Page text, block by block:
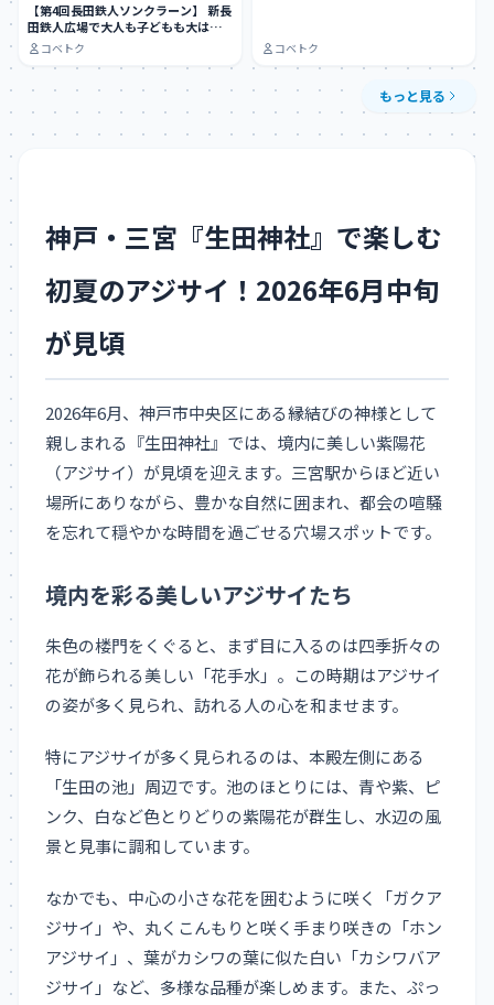
【第4回長田鉄人ソンクラーン】 新長
田鉄人広場で大人も子どもも大はし
ゃぎできる…
コベトク コベトク
もっと見る
神戸・三宮『生田神社』で楽しむ
初夏のアジサイ！2026年6月中旬
が見頃
2026年6月、神戸市中央区にある縁結びの神様として
親しまれる『生田神社』では、境内に美しい紫陽花
（アジサイ）が見頃を迎えます。三宮駅からほど近い
場所にありながら、豊かな自然に囲まれ、都会の喧騒
を忘れて穏やかな時間を過ごせる穴場スポットです。
境内を彩る美しいアジサイたち
朱色の楼門をくぐると、まず目に入るのは四季折々の
花が飾られる美しい「花手水」。この時期はアジサイ
の姿が多く見られ、訪れる人の心を和ませます。
特にアジサイが多く見られるのは、本殿左側にある
「生田の池」周辺です。池のほとりには、青や紫、ピ
ンク、白など色とりどりの紫陽花が群生し、水辺の風
景と見事に調和しています。
なかでも、中心の小さな花を囲むように咲く「ガクア
ジサイ」や、丸くこんもりと咲く手まり咲きの「ホン
アジサイ」、葉がカシワの葉に似た白い「カシワバア
ジサイ」など、多様な品種が楽しめます。また、ぷっ